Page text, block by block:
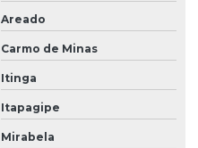
Areado
Carmo de Minas
Itinga
Itapagipe
Mirabela